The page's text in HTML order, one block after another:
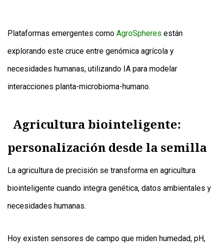
Plataformas emergentes como AgroSpheres están
explorando este cruce entre genómica agrícola y
necesidades humanas, utilizando IA para modelar
interacciones planta-microbioma-humano.
Agricultura biointeligente:
personalización desde la semilla
La agricultura de precisión se transforma en agricultura
biointeligente cuando integra genética, datos ambientales y
necesidades humanas.
Hoy existen sensores de campo que miden humedad, pH,